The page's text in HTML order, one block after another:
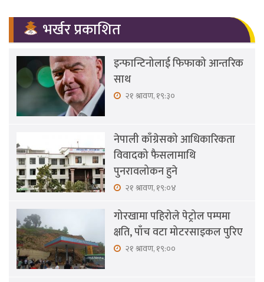
भर्खर प्रकाशित
इन्फान्टिनोलाई फिफाको आन्तरिक
साथ
२१ श्रावण, १९:३०
नेपाली काँग्रेसको आधिकारिकता
विवादको फैसलामाथि
पुनरावलोकन हुने
२१ श्रावण, १९:०४
गोरखामा पहिरोले पेट्रोल पम्पमा
क्षति, पाँच वटा मोटरसाइकल पुरिए
२१ श्रावण, १९:००